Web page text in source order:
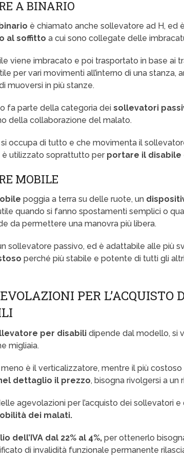
A BINARIO
è chiamato anche sollevatore ad H, ed
al soffitto a cui sono collegate delle
viene imbracato e poi trasportato in base ai
per vari movimenti all’interno di una stanza,
muoversi in più stanze.
fa parte della categoria deisollevatori
della collaborazione del malato.
si occupa di tutto e che movimenta il
utilizzato soprattutto per portare il
MOBILE
poggia a terra su delle ruote, un
quando si fanno spostamenti semplici o
da permettere una manovra più libera.
sollevatore passivo, ed è adattabile alle più
perché più stabile e potente di tutti gli
PER L’ACQUISTO
per disabili dipende dal modello, si
migliaia.
è il verticalizzatore, mentre il più
dettaglio il prezzo, bisogna rivolgersi a
agevolazioni per l’acquisto dei sollevatori e
dei malati.
dell’IVA dal 22% al 4%, per ottenerlo
di invalidità funzionale permanente